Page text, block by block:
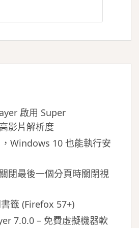
啟用 Super
影片解析度
Windows 10 也能執行安
閉最後一個分頁時關閉視
籤 (Firefox 57+)
7.0.0 – 免費虛擬機器軟